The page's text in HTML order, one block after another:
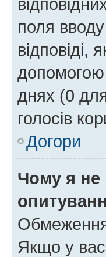
поля вводу
відповіді,
допомогою
днях (0
голосів
Догори
Чому я не
Обмеження
Якщо у вас